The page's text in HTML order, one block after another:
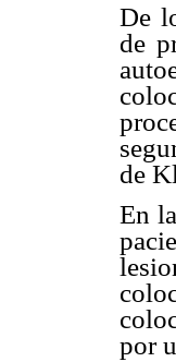
De
de
de
En
por